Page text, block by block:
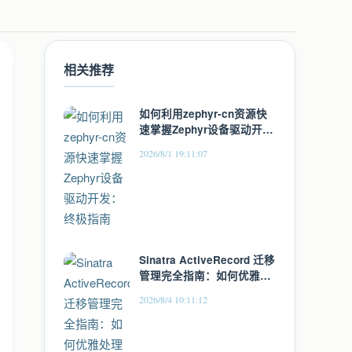
相关推荐
如何利用zephyr-cn资源快
速掌握Zephyr设备驱动开
2026/8/1 19:11:07
Sinatra ActiveRecord 迁移
管理完全指南：如何优雅处
2026/8/4 10:11:12